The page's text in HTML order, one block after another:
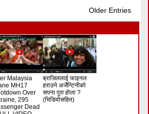
Older Entries
Malaysia
MH17
Over
295
Dead
ब्राजिललाई फाइनल
हराउने अर्जेन्टिनीको
सपना पुरा होला ?
(भिडियोसहित)